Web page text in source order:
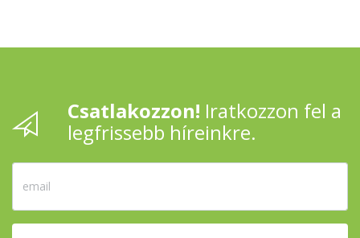
Csatlakozzon! Iratkozzon fel a
legfrissebb híreinkre.